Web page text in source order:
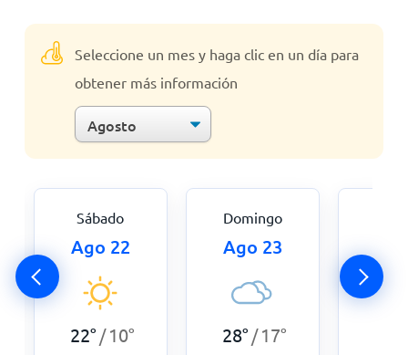
Seleccione un mes y haga clic en un día para
obtener más información
Sábado
Ago 22
22° /10°
Domingo
Ago 23
28° /17°